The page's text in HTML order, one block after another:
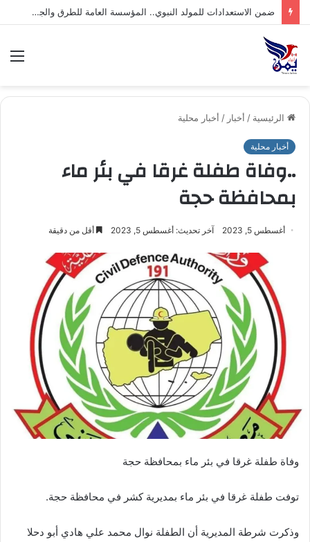
ضمن الاستعدادات للمولد النبوي.. المؤسسة العامة للطرق والجسور تنفذ أعمال التزيين وتفتتح جامعًا بمقرها بمدينة حجة
الرئيسية / أخبار / أخبار محلية
أخبار محلية
..وفاة طفلة غرقا في بئر ماء
بمحافظة حجة
أغسطس 5, 2023 آخر تحديث: أغسطس 5, 2023 أقل من دقيقة
وفاة طفلة غرقا في بئر ماء بمحافظة حجة
توفت طفلة غرقا في بئر ماء بمديرية كشر في محافظة حجة.
وذكرت شرطة المديرية أن الطفلة نوال محمد علي هادي أبو دحلا